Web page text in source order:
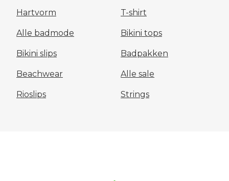
Hartvorm T-shirt
Alle badmode Bikini tops
Bikini slips Badpakken
Beachwear Alle sale
Rioslips Strings